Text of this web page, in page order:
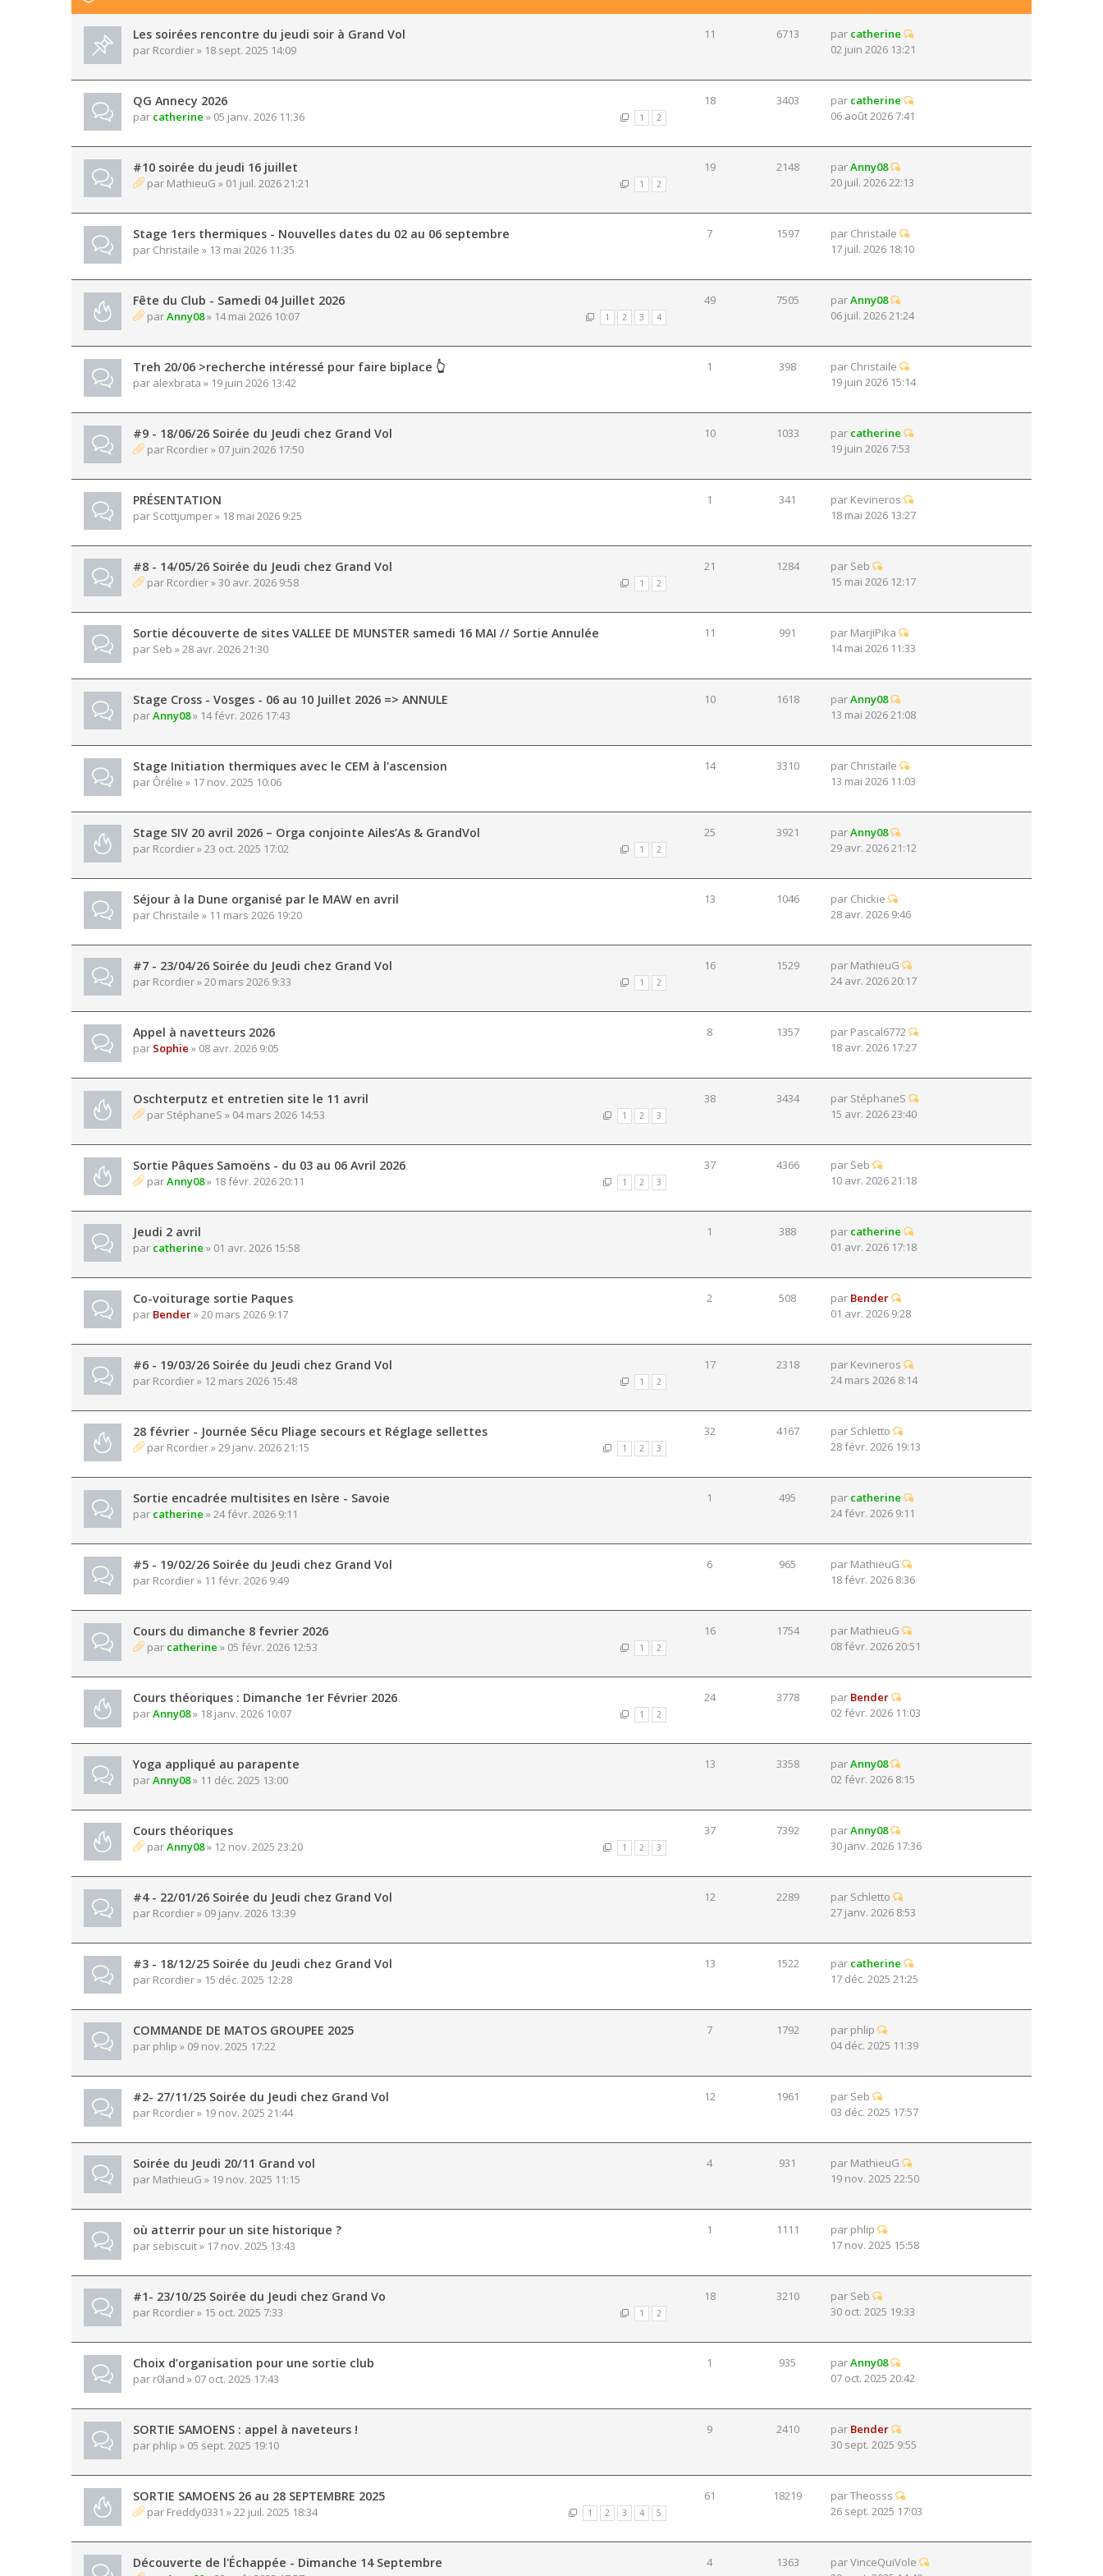
Les soirées rencontre du jeudi soir à Grand Vol
par Rcordier» 18 sept. 2025 14:09
11 6713 par catherine
02 juin 2026 13:21
QG Annecy 2026
1 2
par catherine » 05 janv. 2026 11:36
18 3403 par catherine
06 août 2026 7:41
#10 soirée du jeudi 16 juillet
1 2
par MathieuG » 01 juil. 2026 21:21
19 2148 parAnny08
20 juil. 2026 22:13
Stage 1ers thermiques - Nouvelles dates du 02 au 06 septembre
par Christaile » 13 mai 2026 11:35
7 1597 par Christaile
17 juil. 2026 18:10
Fête du Club - Samedi 04 Juillet 2026
1 2 3 4
parAnny08» 14 mai 2026 10:07
49 7505 parAnny08
06 juil. 2026 21:24
Treh 20/06 >recherche intéressé pour faire biplace 👆
par alexbrata » 19 juin 2026 13:42
1 398 par Christaile
19 juin 2026 15:14
#9 - 18/06/26 Soirée du Jeudi chez Grand Vol
par Rcordier» 07 juin 2026 17:50
10 1033 par catherine
19 juin 2026 7:53
PRÉSENTATION
par Scottjumper» 18 mai 2026 9:25
1 341 par Kevineros
18 mai 2026 13:27
#8 - 14/05/26 Soirée du Jeudi chez Grand Vol
1 2
par Rcordier» 30 avr. 2026 9:58
21 1284 par Seb
15 mai 2026 12:17
Sortie découverte de sites VALLEE DE MUNSTER samedi 16 MAI // Sortie Annulée
par Seb » 28 avr. 2026 21:30
11 991 par MarjiPika
14 mai 2026 11:33
Stage Cross - Vosges - 06 au 10 Juillet 2026 => ANNULE
parAnny08» 14 févr. 2026 17:43
10 1618 parAnny08
13 mai 2026 21:08
Stage Initiation thermiques avec le CEM à l'ascension
par Ôrélie » 17 nov. 2025 10:06
14 3310 par Christaile
13 mai 2026 11:03
Stage SIV 20 avril 2026 – Orga conjointe Ailes’As & GrandVol
1 2
par Rcordier» 23 oct. 2025 17:02
25 3921 parAnny08
29 avr. 2026 21:12
Séjour à la Dune organisé par le MAW en avril
par Christaile » 11 mars 2026 19:20
13 1046 par Chickie
28 avr. 2026 9:46
#7 - 23/04/26 Soirée du Jeudi chez Grand Vol
1 2
par Rcordier» 20 mars 2026 9:33
16 1529 par MathieuG
24 avr. 2026 20:17
Appel à navetteurs 2026
par Sophie » 08 avr. 2026 9:05
8 1357 par Pascal6772
18 avr. 2026 17:27
Oschterputz et entretien site le 11 avril
1 2 3
par StéphaneS » 04 mars 2026 14:53
38 3434 par StéphaneS
15 avr. 2026 23:40
Sortie Pâques Samoëns - du 03 au 06 Avril 2026
1 2 3
parAnny08» 18 févr. 2026 20:11
37 4366 par Seb
10 avr. 2026 21:18
Jeudi 2 avril
par catherine » 01 avr. 2026 15:58
1 388 par catherine
01 avr. 2026 17:18
Co-voiturage sortie Paques
par Bender» 20 mars 2026 9:17
2 508 par Bender
01 avr. 2026 9:28
#6 - 19/03/26 Soirée du Jeudi chez Grand Vol
1 2
par Rcordier» 12 mars 2026 15:48
17 2318 par Kevineros
24 mars 2026 8:14
28 février - Journée Sécu Pliage secours et Réglage sellettes
1 2 3
par Rcordier» 29 janv. 2026 21:15
32 4167 par Schletto
28 févr. 2026 19:13
Sortie encadrée multisites en Isère - Savoie
par catherine » 24 févr. 2026 9:11
1 495 par catherine
24 févr. 2026 9:11
#5 - 19/02/26 Soirée du Jeudi chez Grand Vol
par Rcordier» 11 févr. 2026 9:49
6 965 par MathieuG
18 févr. 2026 8:36
Cours du dimanche 8 fevrier 2026
1 2
par catherine » 05 févr. 2026 12:53
16 1754 par MathieuG
08 févr. 2026 20:51
Cours théoriques : Dimanche 1er Février 2026
1 2
parAnny08» 18 janv. 2026 10:07
24 3778 par Bender
02 févr. 2026 11:03
Yoga appliqué au parapente
parAnny08» 11 déc. 2025 13:00
13 3358 parAnny08
02 févr. 2026 8:15
Cours théoriques
1 2 3
parAnny08» 12 nov. 2025 23:20
37 7392 parAnny08
30 janv. 2026 17:36
#4 - 22/01/26 Soirée du Jeudi chez Grand Vol
par Rcordier» 09 janv. 2026 13:39
12 2289 par Schletto
27 janv. 2026 8:53
#3 - 18/12/25 Soirée du Jeudi chez Grand Vol
par Rcordier» 15 déc. 2025 12:28
13 1522 par catherine
17 déc. 2025 21:25
COMMANDE DE MATOS GROUPEE 2025
par phlip » 09 nov. 2025 17:22
7 1792 par phlip
04 déc. 2025 11:39
#2- 27/11/25 Soirée du Jeudi chez Grand Vol
par Rcordier» 19 nov. 2025 21:44
12 1961 par Seb
03 déc. 2025 17:57
Soirée du Jeudi 20/11 Grand vol
par MathieuG » 19 nov. 2025 11:15
4 931 par MathieuG
19 nov. 2025 22:50
où atterrir pour un site historique ?
par sebiscuit» 17 nov. 2025 13:43
1 1111 par phlip
17 nov. 2025 15:58
#1- 23/10/25 Soirée du Jeudi chez Grand Vo
1 2
par Rcordier» 15 oct. 2025 7:33
18 3210 par Seb
30 oct. 2025 19:33
Choix d’organisation pour une sortie club
par r0land » 07 oct. 2025 17:43
1 935 parAnny08
07 oct. 2025 20:42
SORTIE SAMOENS : appel à naveteurs !
par phlip » 05 sept. 2025 19:10
9 2410 par Bender
30 sept. 2025 9:55
SORTIE SAMOENS 26 au 28 SEPTEMBRE 2025
1 2 3 4 5
par Freddy0331 » 22 juil. 2025 18:34
61 18219 parTheosss
26 sept. 2025 17:03
Découverte de l'Échappée - Dimanche 14 Septembre 4 1363 parVinceQuiVole